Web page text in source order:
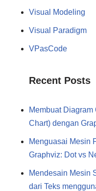
Visual Modeling
Visual Paradigm
VPasCode
Recent Posts
Membuat Diagram
Chart) dengan
Menguasai Mesin
Graphviz: Dot vs
Mendesain Mesin
dari Teks